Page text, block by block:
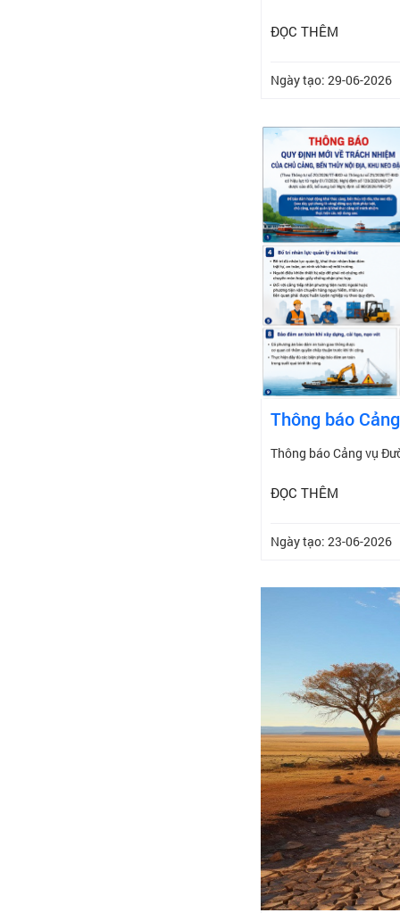
ĐỌC THÊM
Ngày tạo: 29-06-2026
Thông báo
Thông báo Cảng vụ
ĐỌC THÊM
Ngày tạo: 23-06-2026